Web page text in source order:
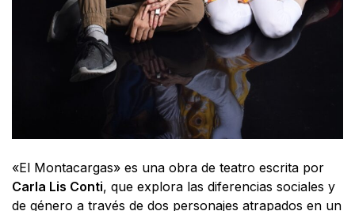
«El Montacargas» es una obra de teatro escrita por
Carla Lis Conti, que explora las diferencias sociales y
de género a través de dos personajes atrapados en un